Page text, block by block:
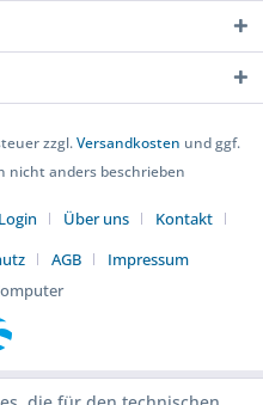
zzgl.Versandkosten und ggf.
nicht anders beschrieben
Über uns
Kontakt
AGB
Impressum